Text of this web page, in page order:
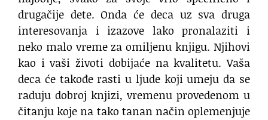
drugačije dete. Onda će deca uz sva druga
interesovanja i izazove lako pronalaziti i
neko malo vreme za omiljenu knjigu. Njihovi
kao i vaši životi dobijaće na kvalitetu. Vaša
deca će takođe rasti u ljude koji umeju da se
raduju dobroj knjizi, vremenu provedenom u
čitanju koje na tako tanan način oplemenjuje